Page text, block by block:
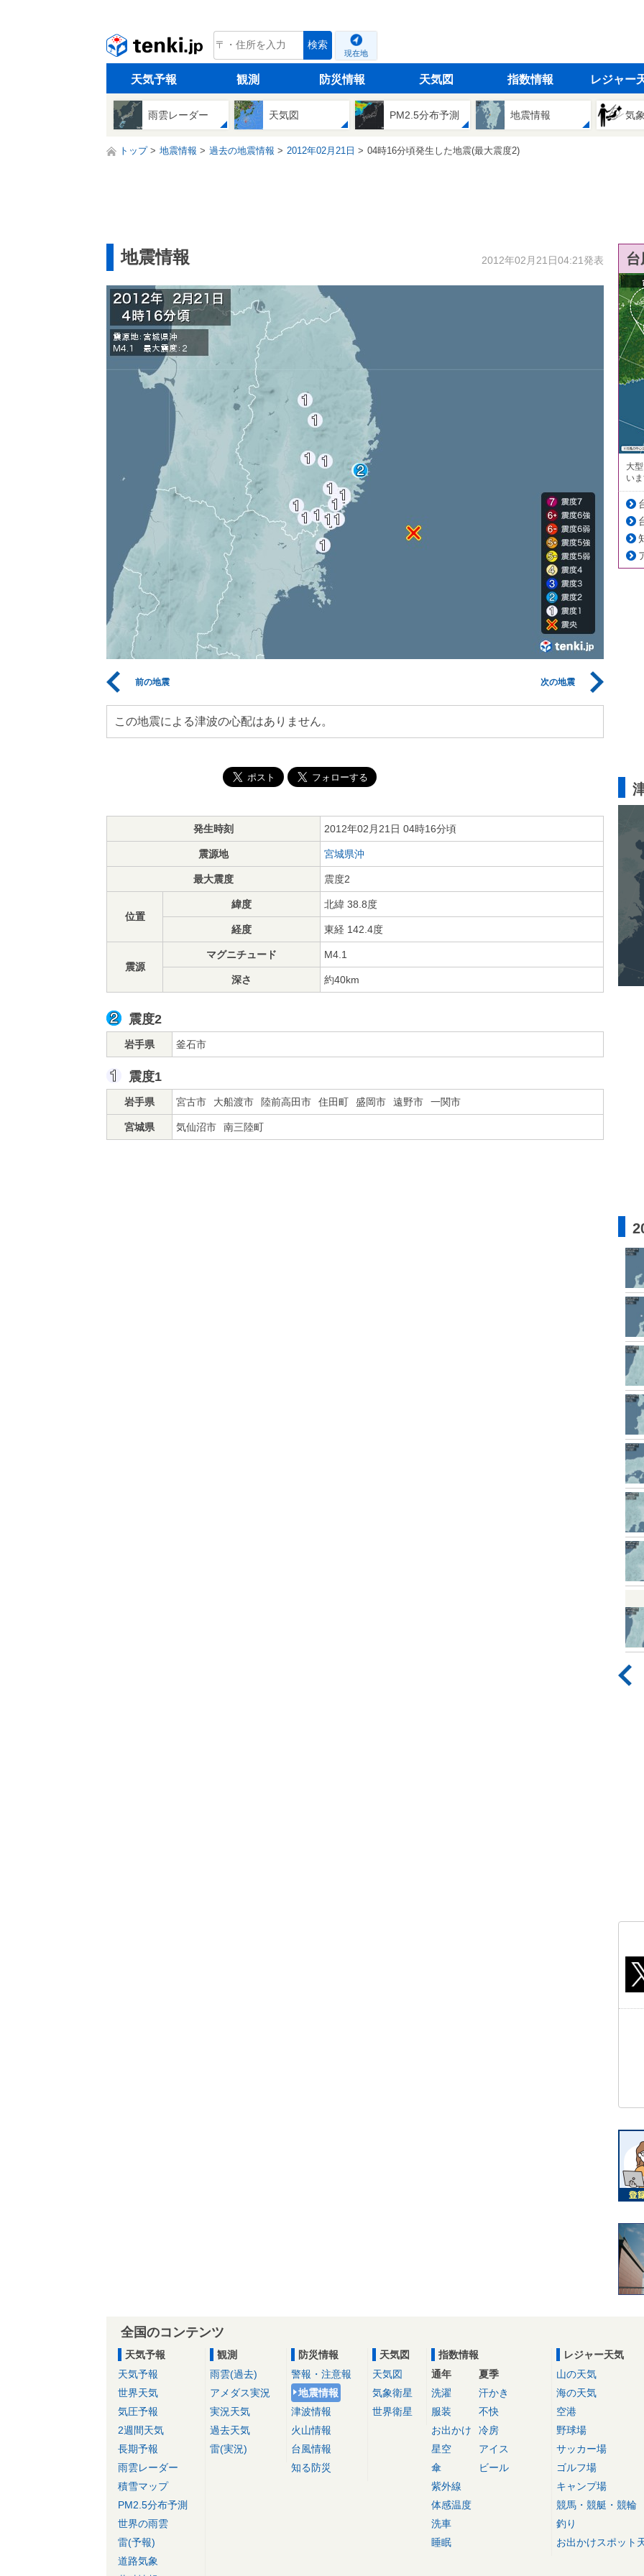
tenki.jp 検索
現在地
天気予報 観測 防災情報 天気図 指数情報 レジャー
雨雲レーダー 天気図 PM2.5分布予測 地震情報 気
トップ 地震情報 過去の地震情報 2012年02月21日 04時16分頃発生した地震(最大震度2)
地震情報 2012年02月21日04:21発表
前の地震 次の地震
この地震による津波の心配はありません。
発生時刻 2012年02月21日 04時16分頃
震源地 宮城県沖
最大震度 震度2
位置
緯度 北緯 38.8度
経度 東経 142.4度
震源
マグニチュード M4.1
深さ 約40km
震度2
岩手県 釜石市
震度1
岩手県 宮古市 大船渡市 陸前高田市 住田町 盛岡市 遠野市 一関市
宮城県 気仙沼市 南三陸町
大
い
全国のコンテンツ
天気予報
天気予報
世界天気
気圧予報
2週間天気
長期予報
雨雲レーダー
積雪マップ
PM2.5分布予測
世界の雨雲
雷(予報)
道路気象
観測
雨雲(過去)
アメダス実況
実況天気
過去天気
雷(実況)
防災情報
警報・注意報
地震情報
津波情報
火山情報
台風情報
知る防災
天気図
天気図
気象衛星
世界衛星
指数情報
通年
洗濯
服装
お出かけ
星空
傘
紫外線
体感温度
洗車
睡眠
夏季
汗かき
不快
冷房
アイス
ビール
レジャー天気
山の天気
海の天気
空港
野球場
サッカー場
ゴルフ場
キャンプ場
競馬・競艇・競輪
釣り
お出かけスポット